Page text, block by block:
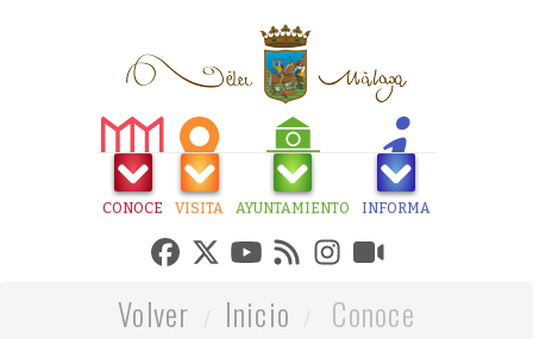
CONOCE VISITA AYUNTAMIENTO INFORMA
Volver Inicio
Conoce